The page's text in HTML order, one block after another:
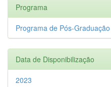
Programa
Programa de Pós-
Data de Disponibilização
2023